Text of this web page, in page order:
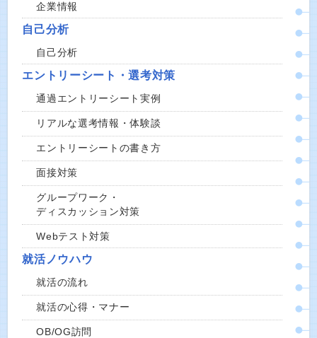
企業情報
自己分析
自己分析
エントリーシート・選考対策
通過エントリーシート実例
リアルな選考情報・体験談
エントリーシートの書き方
面接対策
グループワーク・
ディスカッション対策
Webテスト対策
就活ノウハウ
就活の流れ
就活の心得・マナー
OB/OG訪問